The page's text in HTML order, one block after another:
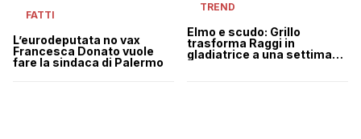
FATTI
L’eurodeputata no vax
Francesca Donato vuole
fare la sindaca di Palermo
TREND
Elmo e scudo: Grillo
trasforma Raggi in
gladiatrice a una settimana